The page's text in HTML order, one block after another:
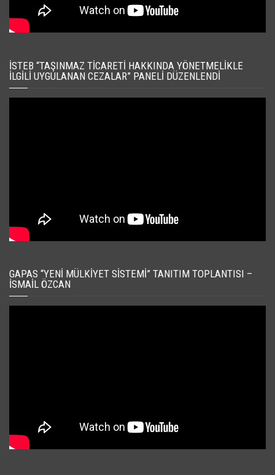
İSTEB “TAŞINMAZ TICARETI HAKKINDA YÖNETMELIKLE
İLGILI UYGULANAN CEZALAR” PANELI DÜZENLENDI
GAPAS “YENI MÜLKIYET SISTEMI” TANITIM TOPLANTISI –
İSMAIL ÖZCAN